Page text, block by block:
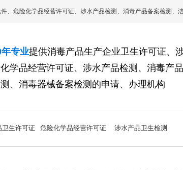
、危险化学品经营许可证、涉水产品检测、消毒产品备案检测、
年专业提供消毒产品生产企业卫生许可证、
化学品经营许可证、涉水产品检测、消毒产
、消毒器械备案检测的申请、办理机构
卫生许可证 危险化学品经营许可证 涉水产品卫生检测